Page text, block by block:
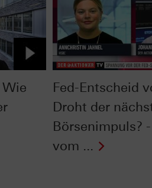
Fed-Entscheid
Droht der
Börsenimpuls?
vom ...